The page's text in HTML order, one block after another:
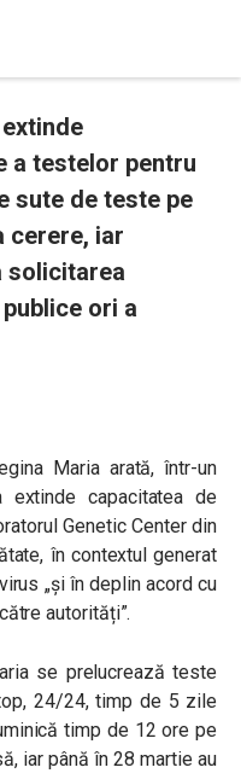
a testelor pentru
sute de teste pe
cerere, iar
solicitarea
ori a
Maria arată, într-un
capacitatea de
Genetic Center din
în contextul generat
„și în deplin acord cu
autorități”.
se prelucrează teste
24/24, timp de 5 zile
timp de 12 ore pe
iar până în 28 martie au